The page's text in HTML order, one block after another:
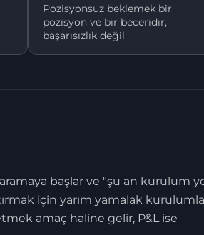
Pozisyonsuz beklemek bir
pozisyon ve bir beceridir,
başarısızlık değil
başlar ve "şu an kurulum
için yarım yamalak
amaç haline gelir, P&L ise